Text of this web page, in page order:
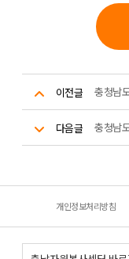
이전글
다음글
개인정보처리방침